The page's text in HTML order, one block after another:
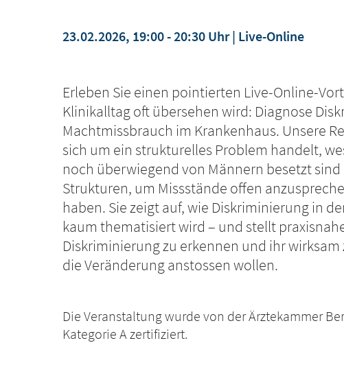
23.02.2026, 19:00 - 20:30 Uhr Live-Online
Erleben Sie einen pointierten Live-Online-
Klinikalltag oft übersehen wird: Diagnose
Machtmissbrauch im Krankenhaus. Unsere
sich um ein strukturelles Problem handelt,
noch überwiegend von Männern besetzt
Strukturen, um Missstände offen
haben. Sie zeigt auf, wie Diskriminierung in
kaum thematisiert wird – und stellt
Diskriminierung zu erkennen und ihr
die Veränderung anstossen wollen.
Die Veranstaltung wurde von der Ärztekammer
Kategorie A zertifiziert.